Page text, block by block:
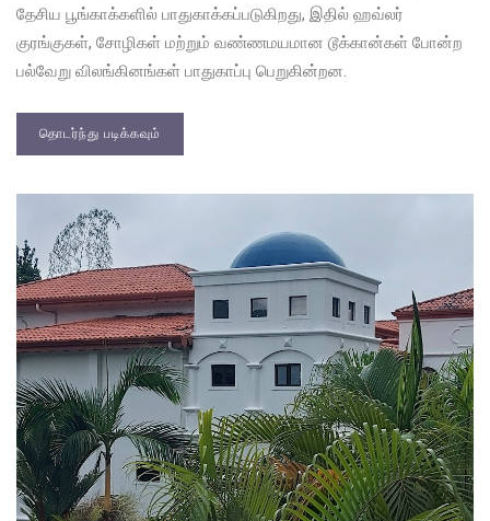
தேசிய பூங்காக்களில் பாதுகாக்கப்படுகிறது, இதில் ஹவ்லர்
குரங்குகள், சோழிகள் மற்றும் வண்ணமயமான டூக்கான்கள் போன்ற
பல்வேறு விலங்கினங்கள் பாதுகாப்பு பெறுகின்றன.
தொடர்ந்து படிக்கவும்